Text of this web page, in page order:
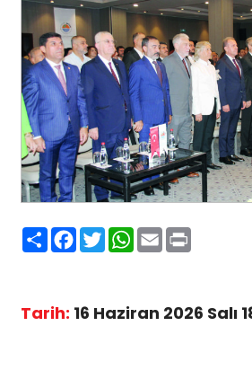
PaylaşFacebook
TwitterWhatsApp
EmailPrint
Tarih: 16 Haziran 2026 Salı